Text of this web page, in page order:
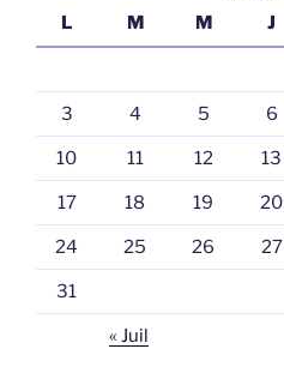
L
M M J
3 4 5 6
10 11 12 13
17 18 19 20
24 25 26 27
31
« Juil